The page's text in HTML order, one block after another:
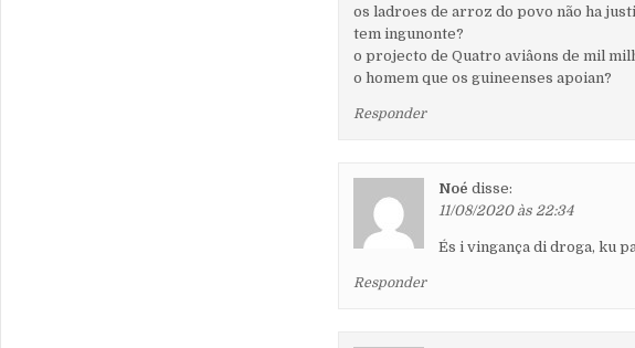
os ladroes de arroz do povo não ha
tem ingunonte?
o projecto de Quatro aviâons de mil
o homem que os guineenses apoian?
Responder
Noé disse:
11/08/2020 às 22:34
És i vingança di droga, ku
Responder